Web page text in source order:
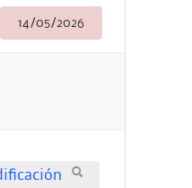
14/05/2026